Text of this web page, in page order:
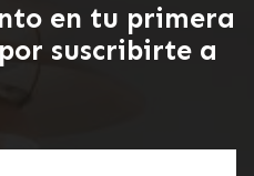
en tu primera
suscribirte a